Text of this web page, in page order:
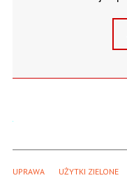
UPRAWA UŻYTKI ZIELONE